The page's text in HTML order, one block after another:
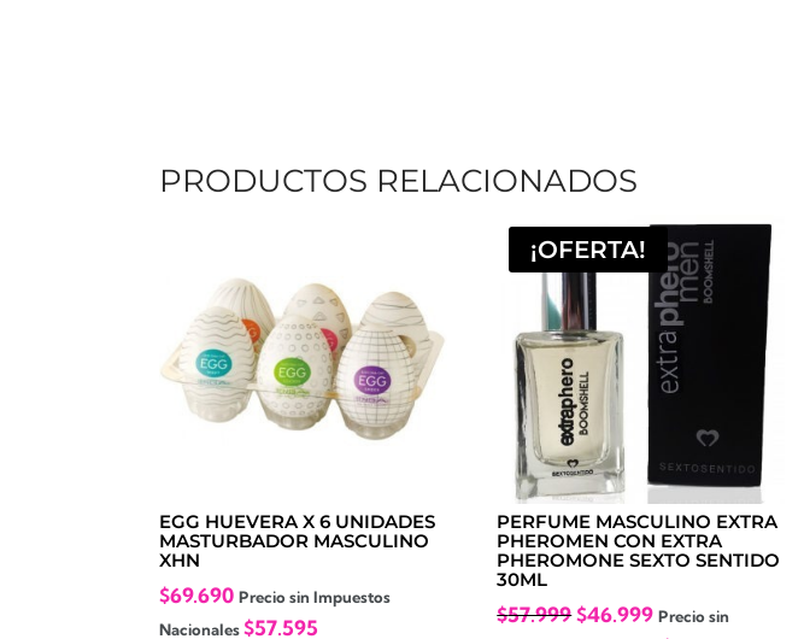
PRODUCTOS RELACIONADOS
EGG HUEVERA X 6 UNIDADES
MASTURBADOR MASCULINO
XHN
$69.690 Precio sin Impuestos
Nacionales$57.595
¡OFERTA!
PERFUME MASCULINO EXTRA
PHEROMEN CON EXTRA
PHEROMONE SEXTO SENTIDO
30ML
$57.999El
$46.999El
Precio sin